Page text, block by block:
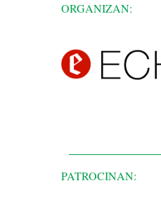
ORGANIZAN:
PATROCINAN: